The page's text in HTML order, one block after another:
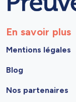
En savoir plus
Mentions légales
Blog
Nos partenaires